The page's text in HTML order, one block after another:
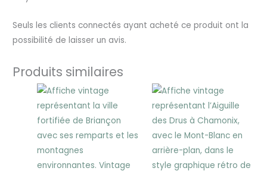
Seuls les clients connectés ayant acheté ce produit ont la
possibilité de laisser un avis.
Produits similaires
Plage
de
prix :
à
30,00 €
Plage
de
prix :
25,00 €
à
30,00 €